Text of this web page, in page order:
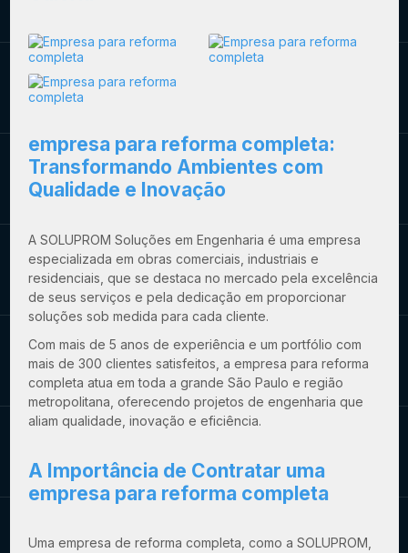
empresa para reforma completa:
Transformando Ambientes com
Qualidade e Inovação
A SOLUPROM Soluções em Engenharia é uma empresa
especializada em obras comerciais, industriais e
residenciais, que se destaca no mercado pela excelência
de seus serviços e pela dedicação em proporcionar
soluções sob medida para cada cliente.
Com mais de 5 anos de experiência e um portfólio com
mais de 300 clientes satisfeitos, a empresa para reforma
completa atua em toda a grande São Paulo e região
metropolitana, oferecendo projetos de engenharia que
aliam qualidade, inovação e eficiência.
A Importância de Contratar uma
empresa para reforma completa
Uma empresa de reforma completa, como a SOLUPROM,